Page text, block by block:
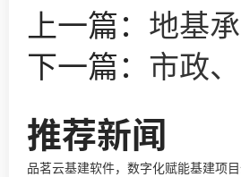
上一篇： 地基
下一篇： 市政
推荐新闻
品茗云基建软件，数字化赋能基建项